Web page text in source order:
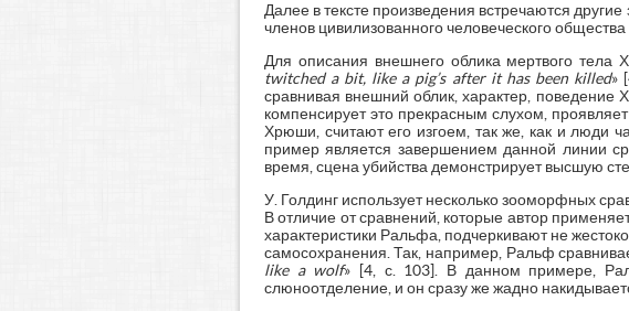
Далее в тексте произведения встречаются
членов цивилизованного человеческого
Для описания внешнего облика мертвого
twitched a bit, like a pig’s after it has been killed»
сравнивая внешний облик, характер,
компенсирует это прекрасным слухом,
Хрюши, считают его изгоем, так же, как и люди
пример является завершением данной линии
время, сцена убийства демонстрирует высшую
У. Голдинг использует несколько зооморфных
В отличие от сравнений, которые автор
характеристики Ральфа, подчеркивают не
самосохранения. Так, например, Ральф
like a wolf» [4, с. 103]. В данном примере,
слюноотделение, и он сразу же жадно